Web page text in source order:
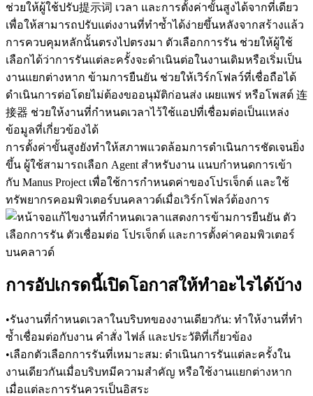
ช่วยให้ผู้ใช้ปรับ提示词 เวลา และการตั้งค่าขั้นสูงได้จากที่เดียว
เพื่อให้สามารถปรับแต่งงานที่ทำซ้ำได้ง่ายขึ้นหลังจากสร้างแล้ว
การควบคุมหลักนั้นตรงไปตรงมา ตัวเลือกการรัน ช่วยให้ผู้ใช้
เลือกได้ว่าการรันแต่ละครั้งจะดำเนินต่อในงานเดิมหรือเริ่มเป็น
งานแยกต่างหาก ข้ามการยืนยัน ช่วยให้เวิร์กโฟลว์ที่เชื่อถือได้
ดำเนินการต่อโดยไม่ต้องขออนุมัติก่อนส่ง เผยแพร่ หรือโพสต์ 连
接器 ช่วยให้งานที่กำหนดเวลาไว้ใช้แอปที่เชื่อมต่อเป็นแหล่ง
ข้อมูลที่เกี่ยวข้องได้
การตั้งค่าขั้นสูงยังทำให้สภาพแวดล้อมการดำเนินการชัดเจนยิ่ง
ขึ้น ผู้ใช้สามารถเลือก Agent สำหรับงาน แนบกำหนดการเข้า
กับ Manus Project เพื่อใช้การกำหนดค่าของโปรเจ็กต์ และใช้
ทรัพยากรคอมพิวเตอร์บนคลาวด์เมื่อเวิร์กโฟลว์ต้องการ
การอัปเกรดนี้เปิดโอกาสให้ทำอะไรได้บ้าง
•รันงานที่กำหนดเวลาในบริบทของงานเดียวกัน: ทำให้งานที่ทำ
ซ้ำเชื่อมต่อกับงาน คำสั่ง ไฟล์ และประวัติที่เกี่ยวข้อง
•เลือกตัวเลือกการรันที่เหมาะสม: ดำเนินการรันแต่ละครั้งใน
งานเดียวกันเมื่อบริบทมีความสำคัญ หรือใช้งานแยกต่างหาก
เมื่อแต่ละการรันควรเป็นอิสระ